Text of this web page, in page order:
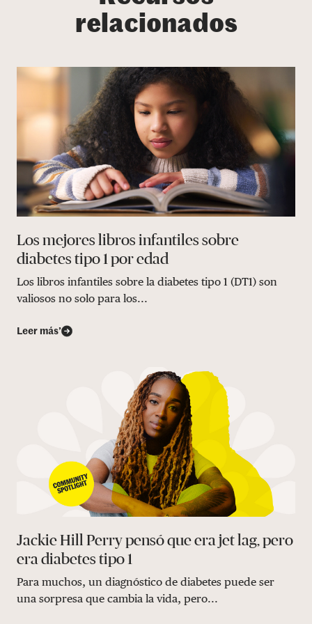
relacionados
Los mejores libros infantiles sobre
diabetes tipo 1 por edad
Los libros infantiles sobre la diabetes tipo 1 (DT1) son
valiosos no solo para los...
Leer más’
Jackie Hill Perry pensó que era jet lag, pero
era diabetes tipo 1
Para muchos, un diagnóstico de diabetes puede ser
una sorpresa que cambia la vida, pero...